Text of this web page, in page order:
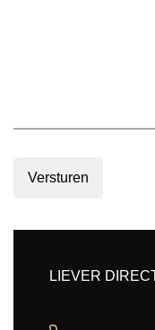
Versturen
LIEVER